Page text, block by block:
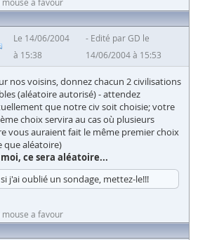
Le 14/06/2004
à 15:38
Edité par GD le
14/06/2004 à 15:53
nos voisins, donnez chacun 2 civilisations
(aléatoire autorisé) - attendez
que notre civ soit choisie; votre
choix servira au cas où plusieurs
vous auraient fait le même premier choix
que aléatoire)
ce sera aléatoire...
j'ai oublié un sondage, mettez-le!!!
mouse a favour